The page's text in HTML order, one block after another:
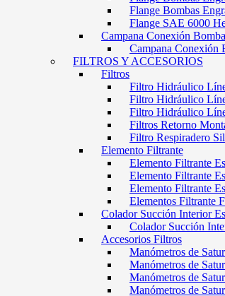
Flange Bombas
Flange SAE 6000
Campana Conexión Bomba
Campana Conexión
FILTROS Y ACCESORIOS
Filtros
Filtro Hidráulico
Filtro Hidráulico
Filtro Hidráulico
Filtros Retorno
Filtro Respiradero
Elemento Filtrante
Elemento Filtrante
Elemento Filtrante
Elemento Filtrante
Elementos Filtrante
Colador Succión Interior
Colador Succión
Accesorios Filtros
Manómetros de
Manómetros de
Manómetros de
Manómetros de